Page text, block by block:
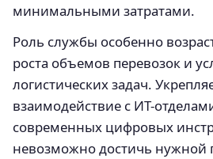
минимальными затратами.
Роль службы особенно
роста объемов перевозок и
логистических задач.
взаимодействие с ИТ-
современных цифровых
невозможно достичь нужной